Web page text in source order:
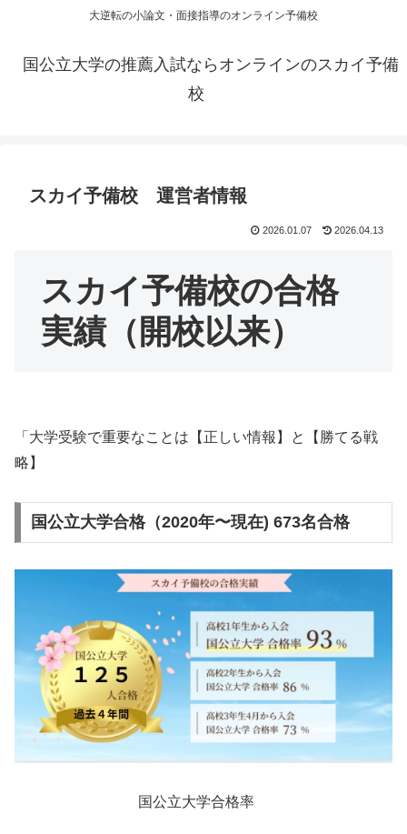
大逆転の小論文・面接指導のオンライン予備校
国公立大学の推薦入試ならオンラインのスカイ予備
校
スカイ予備校 運営者情報
2026.01.07 2026.04.13
スカイ予備校の合格
実績（開校以来）
「大学受験で重要なことは【正しい情報】と【勝てる戦
略】
国公立大学合格（2020年〜現在) 673名合格
国公立大学合格率